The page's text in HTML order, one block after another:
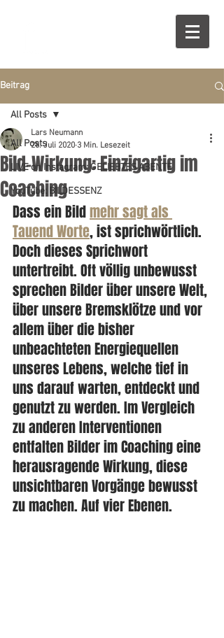
Beitrag
All Posts
LIVE on Instagram: GELIEBTES ABENTE
YouTube: BILDESSENZ
All Posts
Bild-Wirkung: Einzigartig im
Coaching
Lars Neumann
28. Juli 2020 3 Min. Lesezeit
Dass ein Bild mehr sagt als
Tauend Worte, ist sprichwörtlich.
Doch dieses Sprichwort
untertreibt. Oft völlig unbewusst
sprechen Bilder über unsere Welt,
über unsere Bremsklötze und vor
allem über die bisher
unbeachteten Energiequellen
unseres Lebens, welche tief in
uns darauf warten, entdeckt und
genutzt zu werden. Im Vergleich
zu anderen Interventionen
entfalten Bilder im Coaching eine
herausragende Wirkung, diese
unsichtbaren Vorgänge bewusst
zu machen. Auf vier Ebenen.